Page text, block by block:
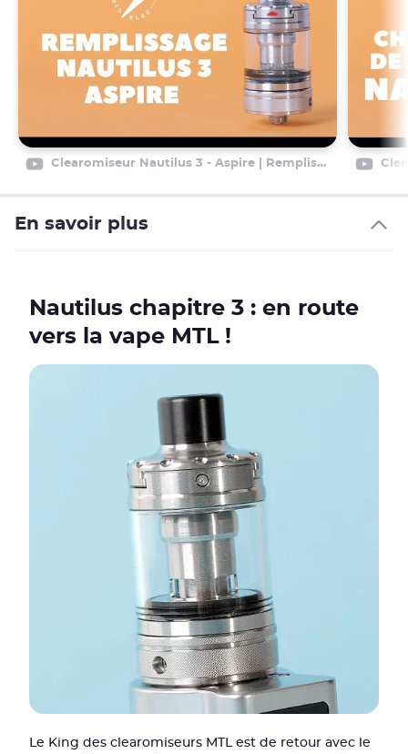
Clearomiseur Nautilus 3 - Aspire | Remplissage en e-liquide ?
En savoir plus
Nautilus chapitre 3 : en route
vers la vape MTL !
Le King des clearomiseurs MTL est de retour avec le